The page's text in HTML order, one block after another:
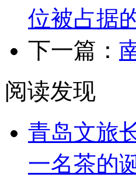
位被占据
下一篇：
阅读发现
青岛文旅
一名茶的